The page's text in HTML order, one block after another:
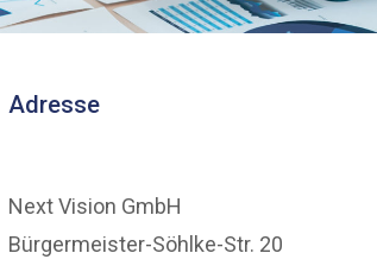
Adresse
Next Vision GmbH
Bürgermeister-Söhlke-Str. 20